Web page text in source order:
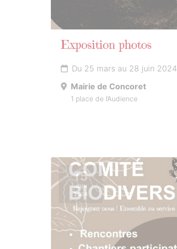
Exposition photos
Du 25 mars au 28 juin 2024
Mairie de Concoret
1 place de l’Audience
15
JUIN
2024